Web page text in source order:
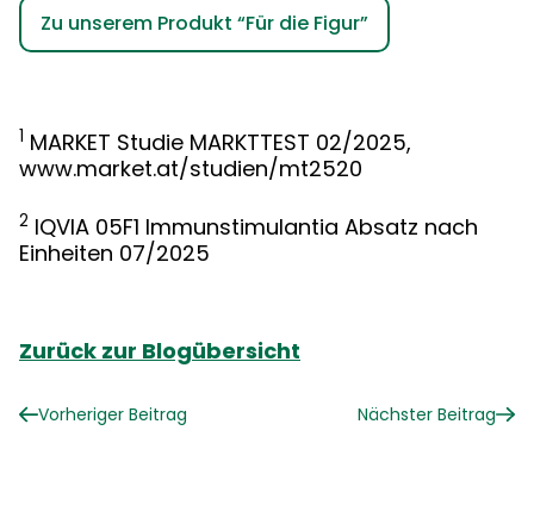
Zu unserem Produkt “Für die Figur”
1 MARKET Studie MARKTTEST 02/2025,
www.market.at/studien/mt2520
2 IQVIA 05F1 Immunstimulantia Absatz nach
Einheiten 07/2025
Zurück zur Blogübersicht
Vorheriger Beitrag Nächster Beitrag